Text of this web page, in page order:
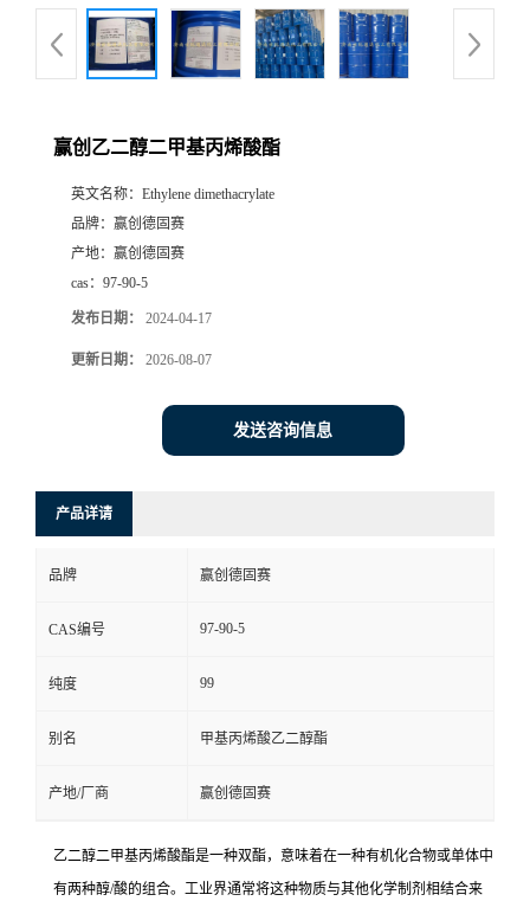
赢创乙二醇二甲基丙烯酸酯
英文名称： Ethylene dimethacrylate
品牌： 赢创德固赛
产地： 赢创德固赛
cas： 97-90-5
发布日期： 2024-04-17
更新日期： 2026-08-07
发送咨询信息
产品详请
品牌 赢创德固赛
CAS编号 97-90-5
纯度 99
别名 甲基丙烯酸乙二醇酯
产地/厂商 赢创德固赛
乙二醇二甲基丙烯酸酯是一种双酯，意味着在一种有机化合物或单体中
有两种醇/酸的组合。工业界通常将这种物质与其他化学制剂相结合来